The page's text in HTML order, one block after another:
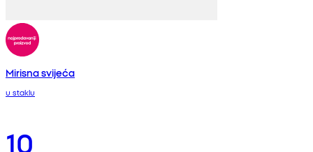
Mirisna svijeća
u staklu
10